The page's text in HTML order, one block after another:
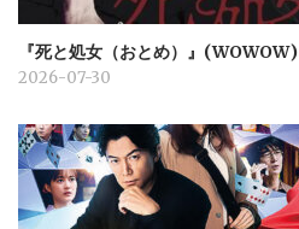
『死と処女（おとめ）』(WOWOW)
2026-07-30